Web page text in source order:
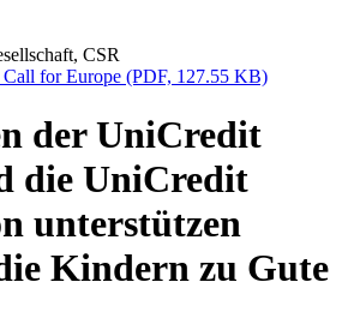
CSR
for Europe (PDF, 127.55 KB)
der UniCredit
die UniCredit
unterstützen
Kindern zu Gute